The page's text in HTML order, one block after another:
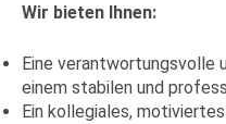
Wir bieten Ihnen:
Eine verantwortungsvolle
einem stabilen und
Ein kollegiales,